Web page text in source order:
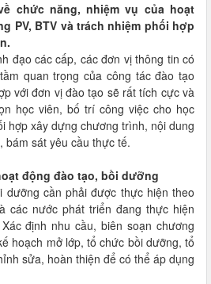
chức năng, nhiệm vụ của hoạt
PV, BTV và trách nhiệm phối hợp
đạo các cấp, các đơn vị thông tin có
quan trọng của công tác đào tạo
với đơn vị đào tạo sẽ rất tích cực và
học viên, bố trí công việc cho học
hợp xây dựng chương trình, nội dung
sát yêu cầu thực tế.
động đào tạo, bồi dưỡng
dưỡng cần phải được thực hiện theo
các nước phát triển đang thực hiện
định nhu cầu, biên soạn chương
hoạch mở lớp, tổ chức bồi dưỡng, tổ
sửa, hoàn thiện để có thể áp dụng